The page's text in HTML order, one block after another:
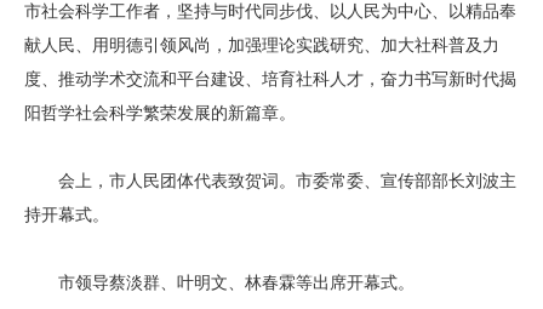
市社会科学工作者，坚持与时代同步伐、以人民为中心、以精品奉
献人民、用明德引领风尚，加强理论实践研究、加大社科普及力
度、推动学术交流和平台建设、培育社科人才，奋力书写新时代揭
阳哲学社会科学繁荣发展的新篇章。
会上，市人民团体代表致贺词。市委常委、宣传部部长刘波主
持开幕式。
市领导蔡淡群、叶明文、林春霖等出席开幕式。